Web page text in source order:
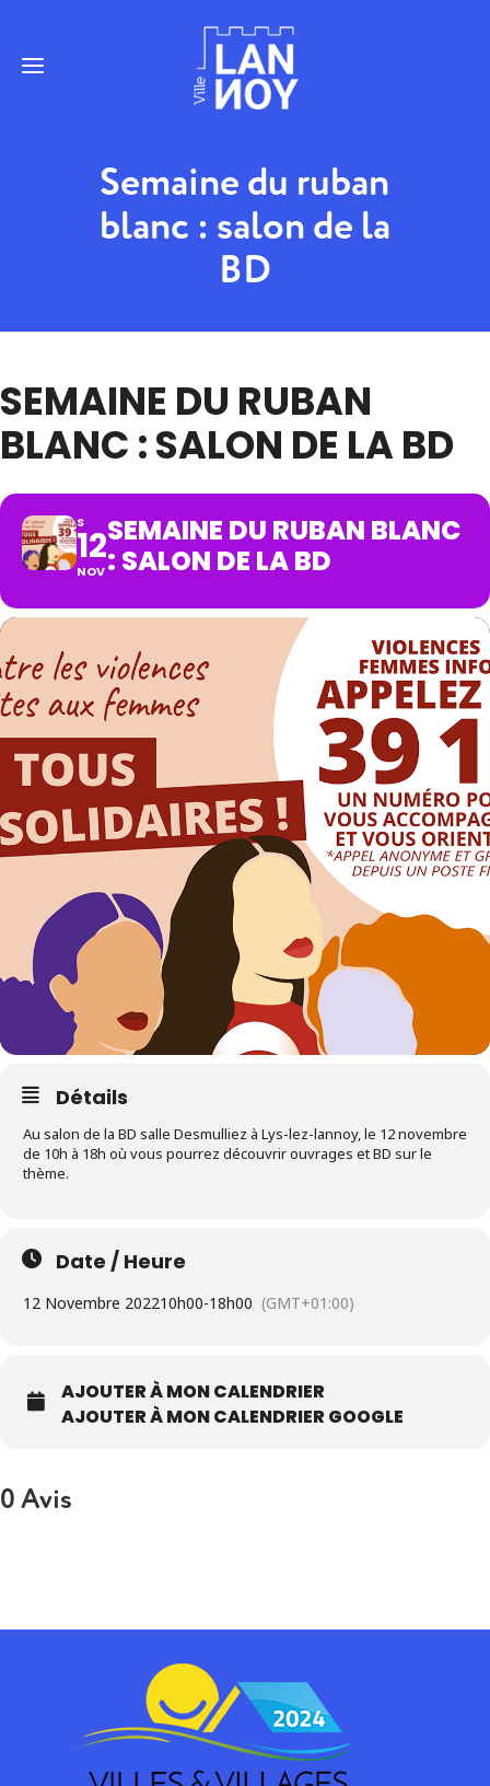
Semaine du ruban
blanc : salon de la
BD
SEMAINE DU RUBAN
BLANC : SALON DE LA BD
S
12
NOV
SEMAINE DU RUBAN BLANC
: SALON DE LA BD
Détails
Au salon de la BD salle Desmulliez à Lys-lez-lannoy, le 12 novembre
de 10h à 18h où vous pourrez découvrir ouvrages et BD sur le
thème.
Date / Heure
12 Novembre 202210h00-18h00 (GMT+01:00)
AJOUTER À MON CALENDRIER
AJOUTER À MON CALENDRIER GOOGLE
0 Avis